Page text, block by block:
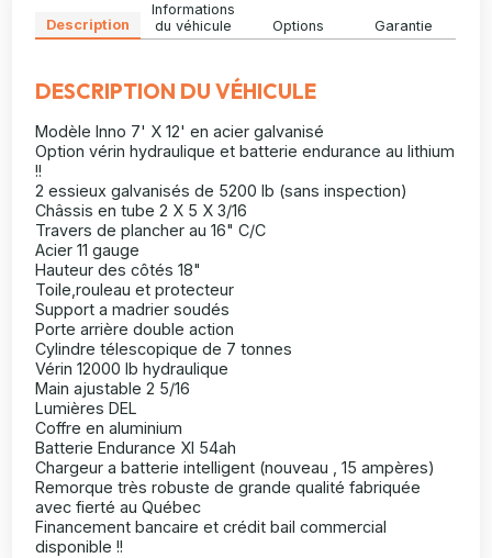
Description
Informations
du véhicule
Options Garantie
DESCRIPTION DU VÉHICULE
Modèle Inno 7' X 12' en acier galvanisé
Option vérin hydraulique et batterie endurance au lithium
!!
2 essieux galvanisés de 5200 lb (sans inspection)
Châssis en tube 2 X 5 X 3/16
Travers de plancher au 16" C/C
Acier 11 gauge
Hauteur des côtés 18"
Toile,rouleau et protecteur
Support a madrier soudés
Porte arrière double action
Cylindre télescopique de 7 tonnes
Vérin 12000 lb hydraulique
Main ajustable 2 5/16
Lumières DEL
Coffre en aluminium
Batterie Endurance XI 54ah
Chargeur a batterie intelligent (nouveau , 15 ampères)
Remorque très robuste de grande qualité fabriquée
avec fierté au Québec
Financement bancaire et crédit bail commercial
disponible !!